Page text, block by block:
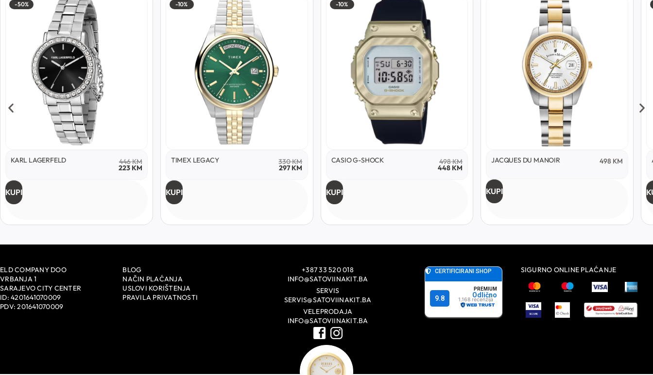
-50%
KARL LAGERFELD 446KM
223 KM
KUPI
-10%
TIMEX LEGACY 330KM
297 KM
KUPI
-10%
CASIO G-SHOCK 498KM
448 KM
KUPI
JACQUES DU MANOIR 498 KM
KUPI
ELD COMPANY DOO
VRBANJA 1
SARAJEVO CITY CENTER
ID: 4201641070009
PDV: 201641070009
BLOG
NAČIN PLAĆANJA
USLOVI KORIŠTENJA
PRAVILA PRIVATNOSTI
+387 33 520 018
INFO@SATOVIINAKIT.BA
SERVIS
SERVIS@SATOVIINAKIT.BA
VELEPRODAJA
INFO@SATOVIINAKIT.BA
SIGURNO ONLINE PLAĆANJE